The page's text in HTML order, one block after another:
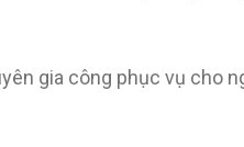
gia công phục vụ cho